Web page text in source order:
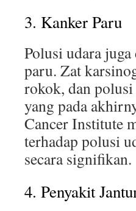
3. Kanker Paru
Polusi udara
paru. Zat
rokok, dan
yang pada
Cancer Institute
terhadap polusi
secara signifikan.
4. Penyakit